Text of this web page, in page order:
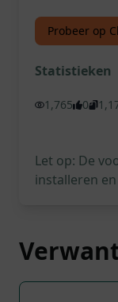
Probeer op
Statistieken
1,765 0
Let op: De
installeren